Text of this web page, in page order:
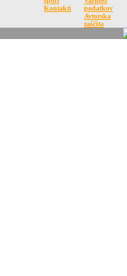
Kontakti
podatkov
Avtorska
zaščita